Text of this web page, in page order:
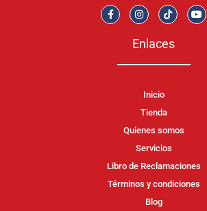
Enlaces
Inicio
Tienda
Quienes somos
Servicios
Libro de Reclamaciones
Términos y condiciones
Blog